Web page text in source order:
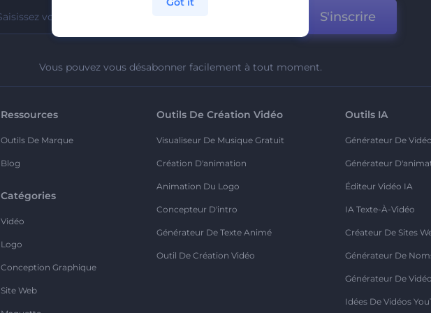
S'inscrire
Vous pouvez vous désabonner facilement à tout moment.
Ressources
Outils De Marque
Blog
Catégories
Vidéo
Logo
Conception Graphique
Site Web
Outils De Création Vidéo
Visualiseur De Musique Gratuit
Création D'animation
Animation Du Logo
Concepteur D'intro
Générateur De Texte Animé
Outil De Création Vidéo
Outils IA
Générateur De
Générateur
Éditeur Vidéo IA
IA Texte-À-Vidéo
Créateur De Sites
Générateur De
Générateur De
Idées De Vidéos